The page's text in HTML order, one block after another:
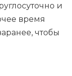
и
время
чтобы